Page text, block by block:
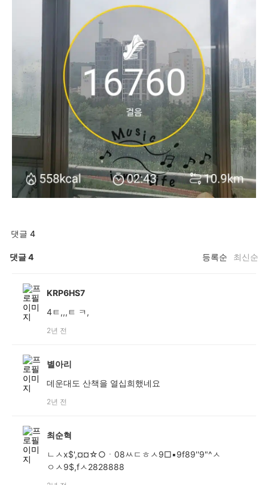
댓글 4
댓글4 등록순 최신순
KRP6HS7
4ㅌ,,,ㅌ ㅋ,
2년 전
별아리
데운대도 산책을 열십희했네요
2년 전
최순혁
ㄴㅅx$',¤¤☆○ㆍ08ㅆㄷㅎㅅ9□▪︎9f89''9"^ㅅ
ㅇㅅ9$,fㅅ2828888